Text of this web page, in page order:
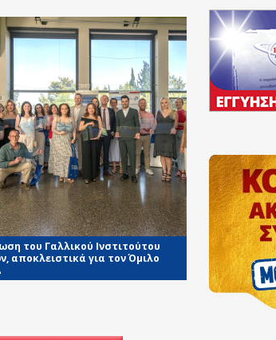
του Γαλλικού Ινστιτούτου
αποκλειστικά για τον Όμιλο